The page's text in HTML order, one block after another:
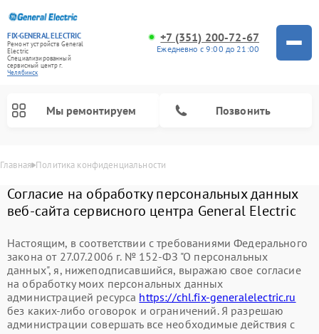
FIX-GENERAL ELECTRIC
Ремонт устройств General
Electric
Специализированный
cервисный центр г.
Челябинск
+7 (351) 200-72-67
Ежедневно с 9:00 до 21:00
Мы ремонтируем Позвонить
Главная Политика конфиденциальности
Согласие на обработку персональных данных
веб-сайта сервисного центра General Electric
Настоящим, в соответствии с требованиями Федерального
закона от 27.07.2006 г. № 152-ФЗ "О персональных
данных", я, нижеподписавшийся, выражаю свое согласие
на обработку моих персональных данных
администрацией ресурса https://chl.fix-generalelectric.ru
без каких-либо оговорок и ограничений. Я разрешаю
администрации совершать все необходимые действия с